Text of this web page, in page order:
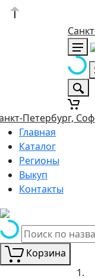
Петербург,
Главная
Каталог
Регионы
Выкуп
Контакты
Корзина